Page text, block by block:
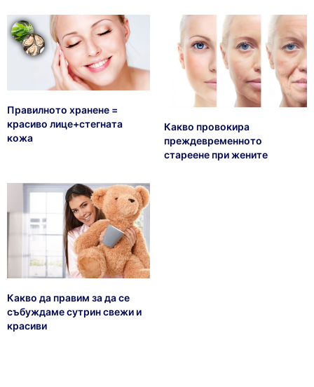
Правилното хранене =
красиво лице+стегната
кожа
Какво провокира
преждевременното
стареене при жените
Какво да правим за да се
събуждаме сутрин свежи и
красиви